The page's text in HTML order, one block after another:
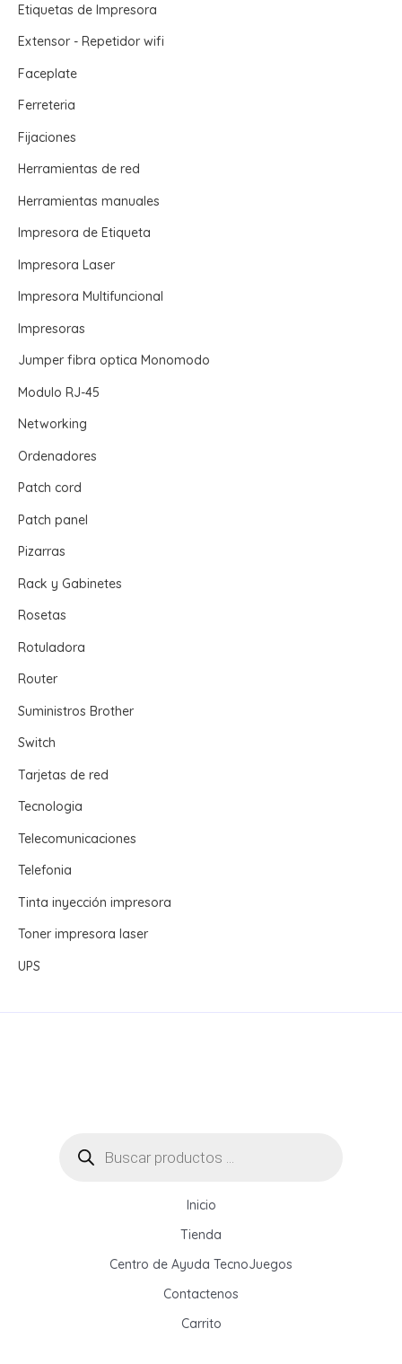
Etiquetas de Impresora
Extensor - Repetidor wifi
Faceplate
Ferreteria
Fijaciones
Herramientas de red
Herramientas manuales
Impresora de Etiqueta
Impresora Laser
Impresora Multifuncional
Impresoras
Jumper fibra optica Monomodo
Modulo RJ-45
Networking
Ordenadores
Patch cord
Patch panel
Pizarras
Rack y Gabinetes
Rosetas
Rotuladora
Router
Suministros Brother
Switch
Tarjetas de red
Tecnologia
Telecomunicaciones
Telefonia
Tinta inyección impresora
Toner impresora laser
UPS
productos
Inicio
Tienda
Centro de Ayuda TecnoJuegos
Contactenos
Carrito